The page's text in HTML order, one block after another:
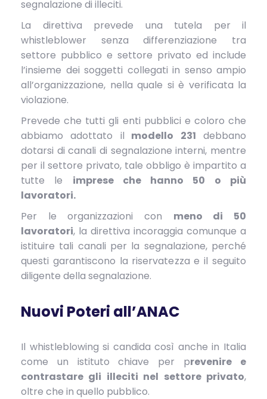
segnalazione di illeciti.
La direttiva prevede una tutela per il
whistleblower senza differenziazione tra
settore pubblico e settore privato ed include
l’insieme dei soggetti collegati in senso ampio
all’organizzazione, nella quale si è verificata la
violazione.
Prevede che tutti gli enti pubblici e coloro che
abbiamo adottato il modello 231 debbano
dotarsi di canali di segnalazione interni, mentre
per il settore privato, tale obbligo è impartito a
tutte le imprese che hanno 50 o più
lavoratori.
Per le organizzazioni con meno di 50
lavoratori, la direttiva incoraggia comunque a
istituire tali canali per la segnalazione, perché
questi garantiscono la riservatezza e il seguito
diligente della segnalazione.
Nuovi Poteri all’ANAC
Il whistleblowing si candida così anche in Italia
come un istituto chiave per prevenire e
contrastare gli illeciti nel settore privato,
oltre che in quello pubblico.